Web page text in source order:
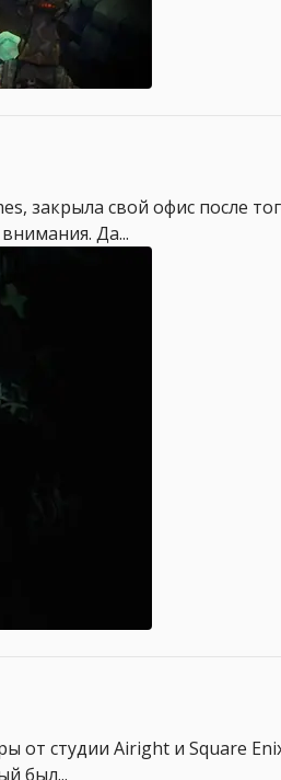
закрыла свой офис после
Да...
студии Airight и Square
был...